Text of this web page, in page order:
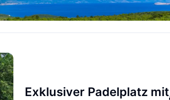
Exklusiver Padelplatz mit